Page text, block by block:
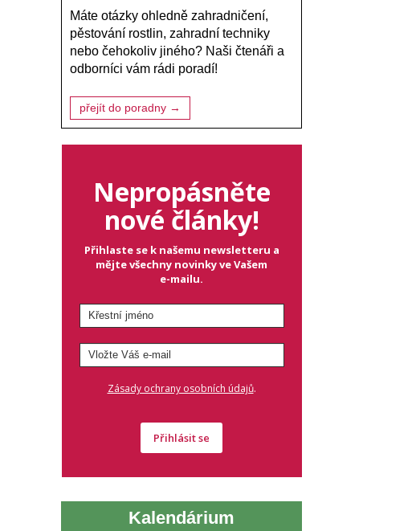
Máte otázky ohledně zahradničení,
pěstování rostlin, zahradní techniky
nebo čehokoliv jiného? Naši čtenáři a
odborníci vám rádi poradí!
přejít do poradny →
Nepropásněte
nové články!
Přihlaste se k našemu newsletteru a
mějte všechny novinky ve Vašem
e-mailu.
Zásady ochrany osobních údajů.
Přihlásit se
Kalendárium